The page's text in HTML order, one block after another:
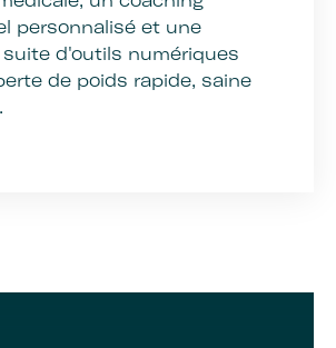
personnalisé et une
d'outils numériques
de poids rapide, saine